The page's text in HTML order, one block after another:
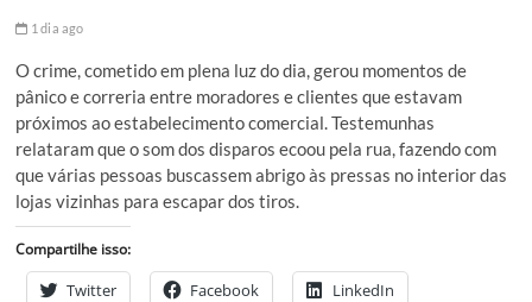
1 dia ago
O crime, cometido em plena luz do dia, gerou momentos de
pânico e correria entre moradores e clientes que estavam
próximos ao estabelecimento comercial. Testemunhas
relataram que o som dos disparos ecoou pela rua, fazendo com
que várias pessoas buscassem abrigo às pressas no interior das
lojas vizinhas para escapar dos tiros.
Compartilhe isso:
Twitter Facebook LinkedIn